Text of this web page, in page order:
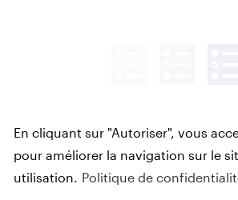
que l’argent leur donne de
pour acquise.
En cliquant sur "Autoriser", vous
pour améliorer la navigation sur le
utilisation. Politique de